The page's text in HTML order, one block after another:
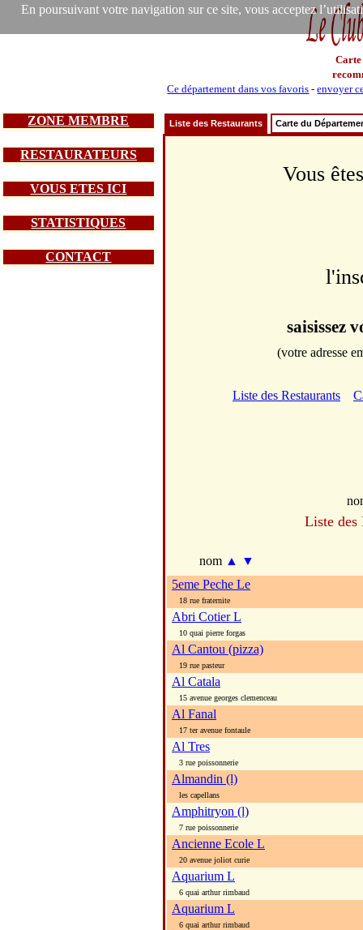
En poursuivant votre navigation sur ce site, vous acceptez
Carte
Ce département dans vos favoris -envoyer
ZONE MEMBRE
RESTAURATEURS
VOUS ETES ICI
STATISTIQUES
CONTACT
Liste des Restaurants Carte du
Vous
saisissez
(votre adresse
Liste des Restaurants
Liste des
nom ▲
▼
5eme Peche Le
18 rue fraternite
Abri Cotier L
10 quai pierre forgas
Al Cantou (pizza)
19 rue pasteur
Al Catala
15 avenue georges clemenceau
Al Fanal
17 ter avenue fontaule
Al Tres
3 rue poissonnerie
Almandin (l)
les capellans
Amphitryon (l)
7 rue poissonnerie
Ancienne Ecole L
20 avenue joliot curie
Aquarium L
6 quai arthur rimbaud
Aquarium L
6 quai arthur rimbaud